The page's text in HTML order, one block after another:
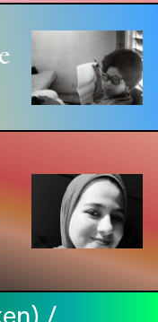
/